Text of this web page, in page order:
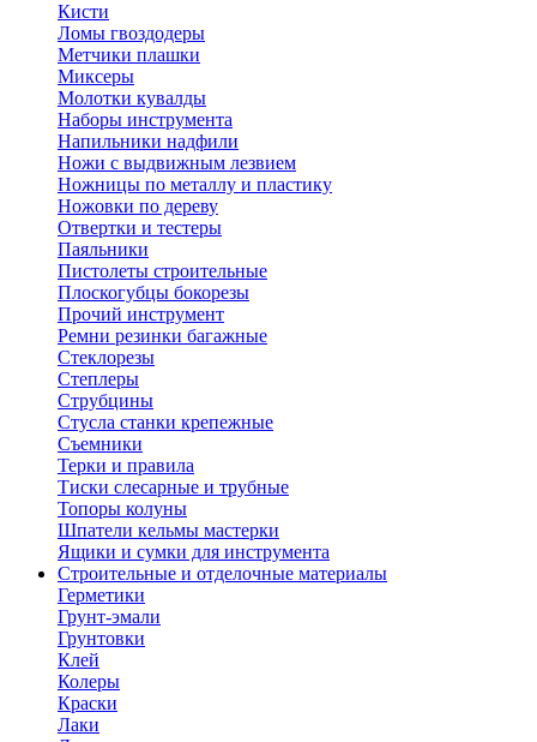
Кисти
Ломы гвоздодеры
Метчики плашки
Миксеры
Молотки кувалды
Наборы инструмента
Напильники надфили
Ножи с выдвижным лезвием
Ножницы по металлу и пластику
Ножовки по дереву
Отвертки и тестеры
Паяльники
Пистолеты строительные
Плоскогубцы бокорезы
Прочий инструмент
Ремни резинки багажные
Стеклорезы
Степлеры
Струбцины
Стусла станки крепежные
Съемники
Терки и правила
Тиски слесарные и трубные
Топоры колуны
Шпатели кельмы мастерки
Ящики и сумки для инструмента
Строительные и отделочные материалы
Герметики
Грунт-эмали
Грунтовки
Клей
Колеры
Краски
Лаки